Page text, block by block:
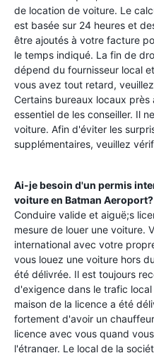
de location de voiture. Le
est basée sur 24 heures et
être ajoutés à votre facture
le temps indiqué. La fin de
dépend du fournisseur local
vous avez tout retard,
Certains bureaux locaux
essentiel de les conseiller. Il
voiture. Afin d'éviter les
supplémentaires, veuillez
Ai-je besoin d'un permis
voiture en Batman Aeroport?
Conduire valide et aiguë;s
mesure de louer une voiture.
international avec votre
vous louez une voiture hors
été délivrée. Il est toujours
d'exigence dans le trafic
maison de la licence a été
fortement d'avoir un
licence avec vous quand
l'étranger. Le local de la